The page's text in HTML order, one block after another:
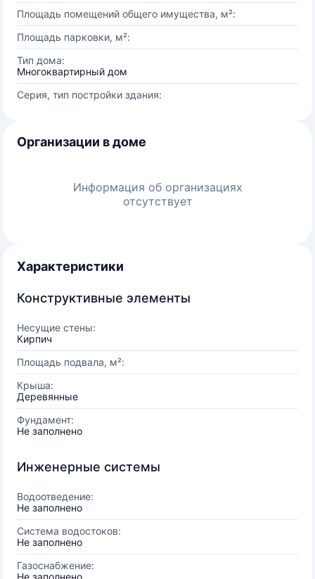
Площадь помещений общего имущества, м²:
Площадь парковки, м²:
Тип дома:
Многоквартирный дом
Серия, тип постройки здания:
Организации в доме
Информация об организациях
отсутствует
Характеристики
Конструктивные элементы
Несущие стены:
Кирпич
Площадь подвала, м²:
Крыша:
Деревянные
Фундамент:
Не заполнено
Инженерные системы
Водоотведение:
Не заполнено
Система водостоков:
Не заполнено
Газоснабжение:
Не заполнено